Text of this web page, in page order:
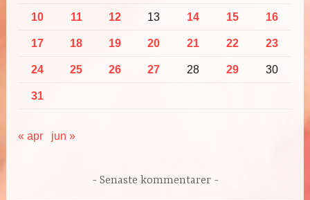
10 11 12 13 14 15 16
17 18 19 20 21 22 23
24 25 26 27 28 29 30
31
« apr jun »
Senaste kommentarer